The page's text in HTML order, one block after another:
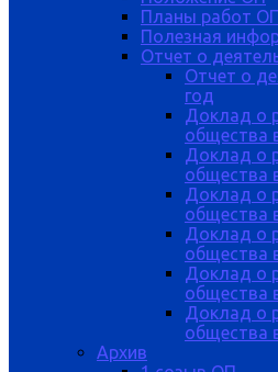
Планы работ
Полезная
Отчет о
Отчет о
год
Доклад о
общества
Доклад о
общества
Доклад о
общества
Доклад о
общества
Доклад о
общества
Доклад о
общества
Архив